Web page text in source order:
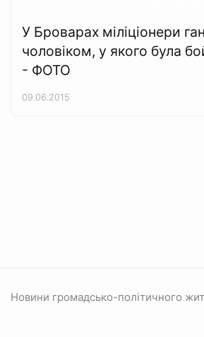
У Броварах міліціонери
чоловіком, у якого була
- ФОТО
09.06.2015
Новини громадсько-політичного